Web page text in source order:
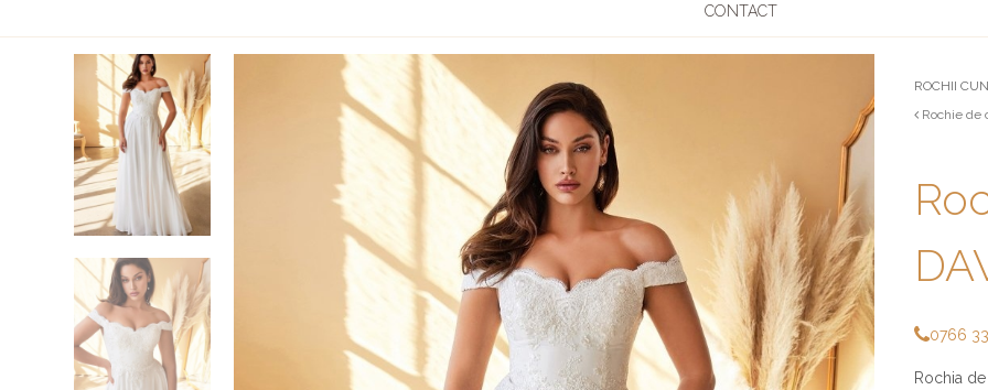
CONTACT
ROCHII
Rochie de
0766
Rochia